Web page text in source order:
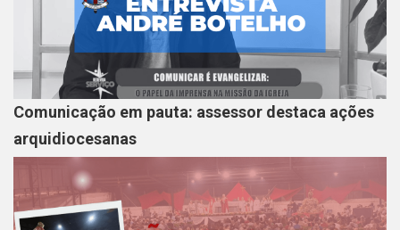
Comunicação em pauta: assessor destaca ações
arquidiocesanas